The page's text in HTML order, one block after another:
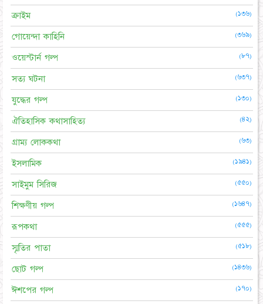
ক্রাইম (১৩৬)
গোয়েন্দা কাহিনি (৩৬৯)
ওয়েস্টার্ন গল্প (৮৭)
সত্য ঘটনা (৬৩৭)
যুদ্ধের গল্প (১৩০)
ঐতিহাসিক কথাসাহিত্য (৪২)
গ্রাম্য লোককথা (৬৩)
ইসলামিক (১৯৪১)
সাইমুম সিরিজ (৫৫০)
শিক্ষণীয় গল্প (১৬৪৭)
রূপকথা (৫৫৫)
স্মৃতির পাতা (৫১৮)
ছোট গল্প (১৪৩৬)
ঈশপের গল্প (১৭০)